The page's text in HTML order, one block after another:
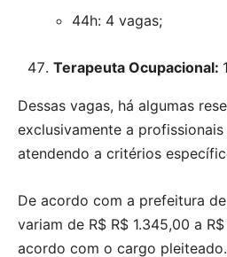
44h: 4 vagas;
Terapeuta Ocupacional:
Dessas vagas, há algumas
exclusivamente a profissionais
atendendo a critérios
De acordo com a prefeitura
variam de R$ R$ 1.345,00 a
acordo com o cargo